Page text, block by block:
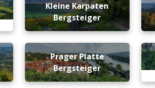
Kleine Karpaten
Bergsteiger
Prager Platte
Bergsteiger